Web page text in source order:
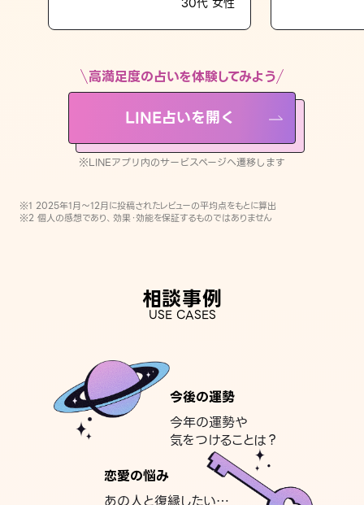
LINE占いを開く
※LINEアプリ内のサービスページへ遷移します
高満足度の占いを体験してみよう
LINE占いを開く
※LINEアプリ内のサービスページへ遷移します
※1 2025年1月〜12月に投稿されたレビューの平均点をもとに算出
※2 個人の感想であり、効果・効能を保証するものではありません
相談事例
USE CASES
今後の運勢
今年の運勢や
気をつけることは？
恋愛の悩み